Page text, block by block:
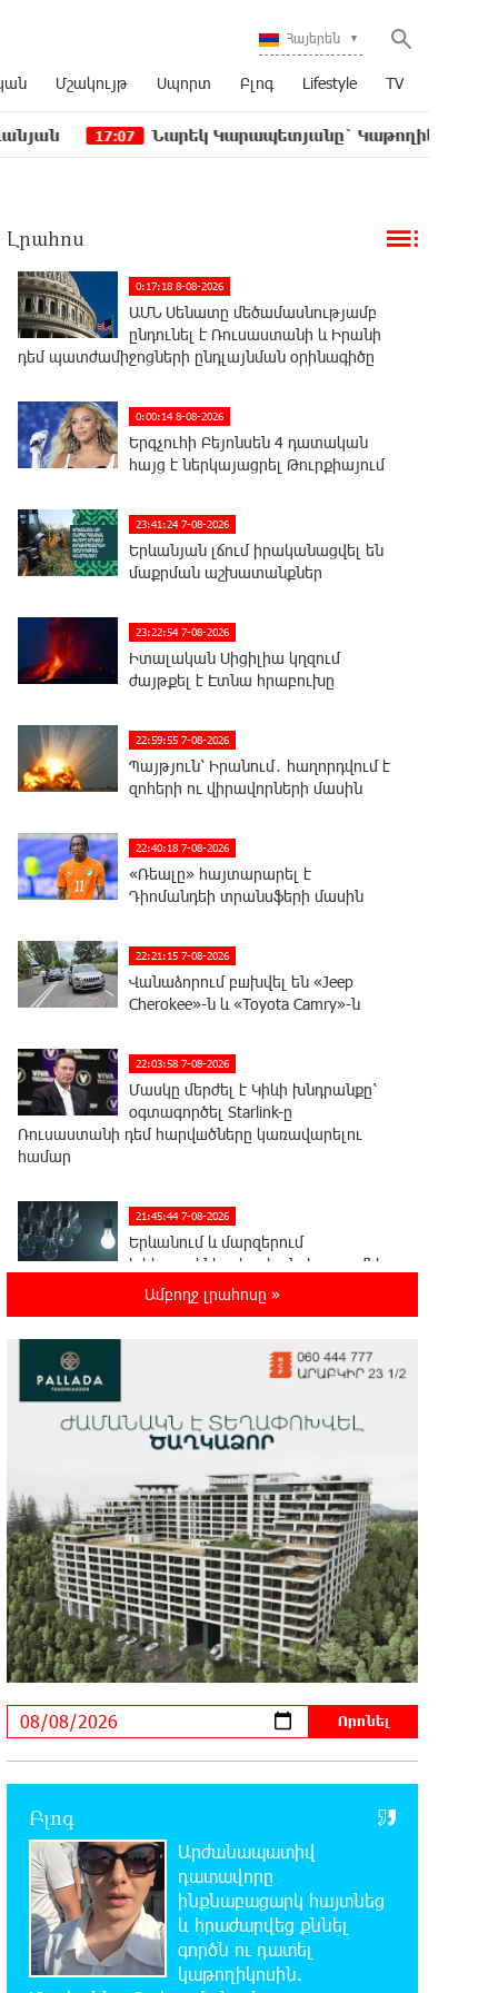
Հայերեն
Մշակույթ Սպորտ Բլոգ Lifestyle TV
Նարեկ Կարապետյանը` Կաթողիկոսին հեռացնել
Լրահոս
0:17:18 8-08-2026
ԱՄՆ Սենատը մեծամասնությամբ
ընդունել է Ռուսաստանի և Իրանի
դեմ պատժամիջոցների ընդլայնման օրինագիծը
0:00:14 8-08-2026
Երգչուհի Բեյոնսեն ​​4 դատական
հայց է ներկայացրել Թուրքիայում
23:41:24 7-08-2026
Երևանյան լճում իրականացվել են
մաքրման աշխատանքներ
23:22:54 7-08-2026
Իտալական Սիցիլիա կղզում
ժայթքել է Էտնա հրաբուխը
22:59:55 7-08-2026
Պայթյուն՝ Իրանում․ հաղորդվում է
զոհերի ու վիրավորների մասին
22:40:18 7-08-2026
«Ռեալը» հայտարարել է
Դիոմանդեի տրանսֆերի մասին
22:21:15 7-08-2026
Վանաձորում բшխվել են «Jeep
Cherokee»-ն և «Toyota Camry»-ն
22:03:58 7-08-2026
Մասկը մերժել է Կիևի խնդրանքը՝
օգտագործել Starlink-ը
Ռուսաստանի դեմ հարվшծները կառավարելու
համար
21:45:44 7-08-2026
Երևանում և մարզերում
էլեկտրաէներգիայի ընդհատումներ
Ստեփանավանում ռուս կին է
21:08:37 7-08-2026
ԵԱՏՄ֊ն չի ուզում, որ իր
միջոցներով զարգանա Հայաստանի
տնտեսությունը ու հետո գնա ԵՄ. Արշակ
Կարապետյան
21:07:27 7-08-2026
ԱՄՆ վերաքննիչ դատարանը
արգելափակել է Թրամփի 400
միլիոն դոլար արժողությամբ Սպիտակ տան
21:03:44 7-08-2026
Կաթողիկոսի նկատմամբ
բռնադատավարությունը միահեծան
իշխանության հետևանք է. Հանրային Դաշինք
20:59:50 7-08-2026
Մեր երկրում իշխանության և
ընդդիմության անվերջանալի
պայքարում տուժում է միայն ու միայն ՀՀ
Ամբողջ լրահոսը »
Բլոգ
Արժանապատիվ
դատավորը
ինքնաբացարկ հայտնեց
և հրաժարվեց քննել
գործն ու դատել
կաթողիկոսին.